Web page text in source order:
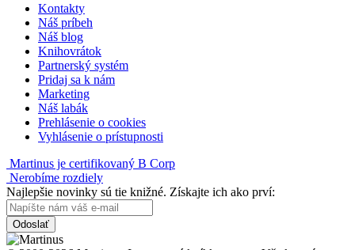
Kontakty
Náš príbeh
Náš blog
Knihovrátok
Partnerský systém
Pridaj sa k nám
Marketing
Náš labák
Prehlásenie o cookies
Vyhlásenie o prístupnosti
Martinus je certifikovaný B Corp
Nerobíme rozdiely
Najlepšie novinky sú tie knižné. Získajte ich ako prví:
Odoslať